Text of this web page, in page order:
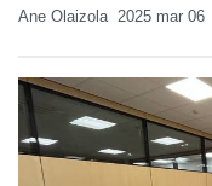
Ane Olaizola 2025 mar 06